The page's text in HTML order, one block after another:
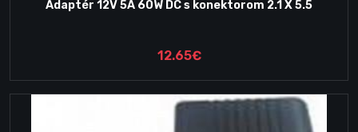
Adaptér 12V 5A 60W DC s konektorom 2.1 X 5.5
12.65€